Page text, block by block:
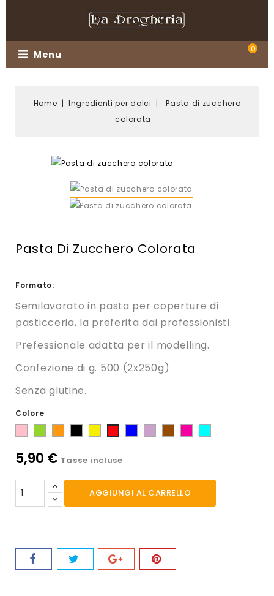
0
Menu
Home Ingredienti per dolci
Pasta di zucchero
colorata
Pasta Di Zucchero Colorata
Formato:
Semilavorato in pasta per coperture di
pasticceria, la preferita dai professionisti.
Prefessionale adatta per il modelling.
Confezione di g. 500 (2x250g)
Senza glutine.
Colore
Rosso
5,90 € Tasse incluse
AGGIUNGI AL CARRELLO